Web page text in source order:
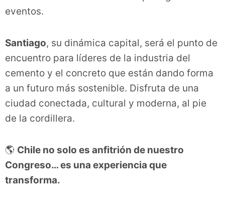
eventos.
Santiago, su dinámica capital, será el punto de
encuentro para líderes de la industria del
cemento y el concreto que están dando forma
a un futuro más sostenible. Disfruta de una
ciudad conectada, cultural y moderna, al pie
de la cordillera.
🌎 Chile no solo es anfitrión de nuestro
Congreso… es una experiencia que
transforma.